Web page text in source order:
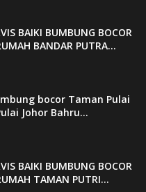
BAIKI BUMBUNG BOCOR
BANDAR PUTRA...
bocor Taman Pulai
Johor Bahru...
BAIKI BUMBUNG BOCOR
TAMAN PUTRI...